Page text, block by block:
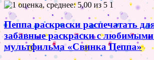
1
Пеппа раскраски распечатать
забавные раскраски с
мультфильма «Свинка Пеппа»